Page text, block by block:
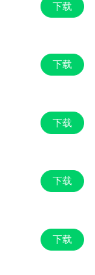
下载
下载
下载
下载
下载